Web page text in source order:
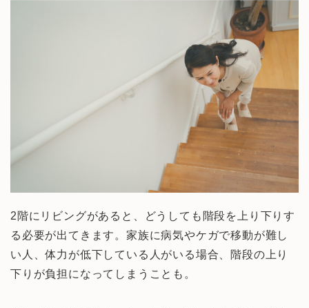
2階にリビングがあると、どうしても階段を上り下りす
る必要が出てきます。家族に病気やケガで移動が難し
い人、体力が低下している人がいる場合、階段の上り
下りが負担になってしまうことも。